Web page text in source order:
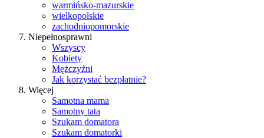
warmińsko-mazurskie
wielkopolskie
zachodniopomorskie
Niepełnosprawni
Wszyscy
Kobiety
Mężczyźni
Jak korzystać bezpłatnie?
Więcej
Samotna mama
Samotny tata
Szukam domatora
Szukam domatorki